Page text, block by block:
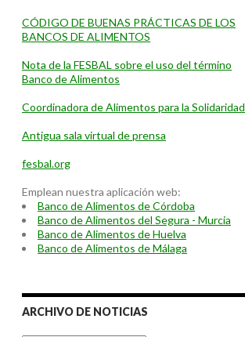
CÓDIGO DE BUENAS PRÁCTICAS DE LOS
BANCOS DE ALIMENTOS
Nota de la FESBAL sobre el uso del término
Banco de Alimentos
Coordinadora de Alimentos para la Solidaridad
Antigua sala virtual de prensa
fesbal.org
Emplean nuestra aplicación web:
Banco de Alimentos de Córdoba
Banco de Alimentos del Segura - Murcia
Banco de Alimentos de Huelva
Banco de Alimentos de Málaga
ARCHIVO DE NOTICIAS